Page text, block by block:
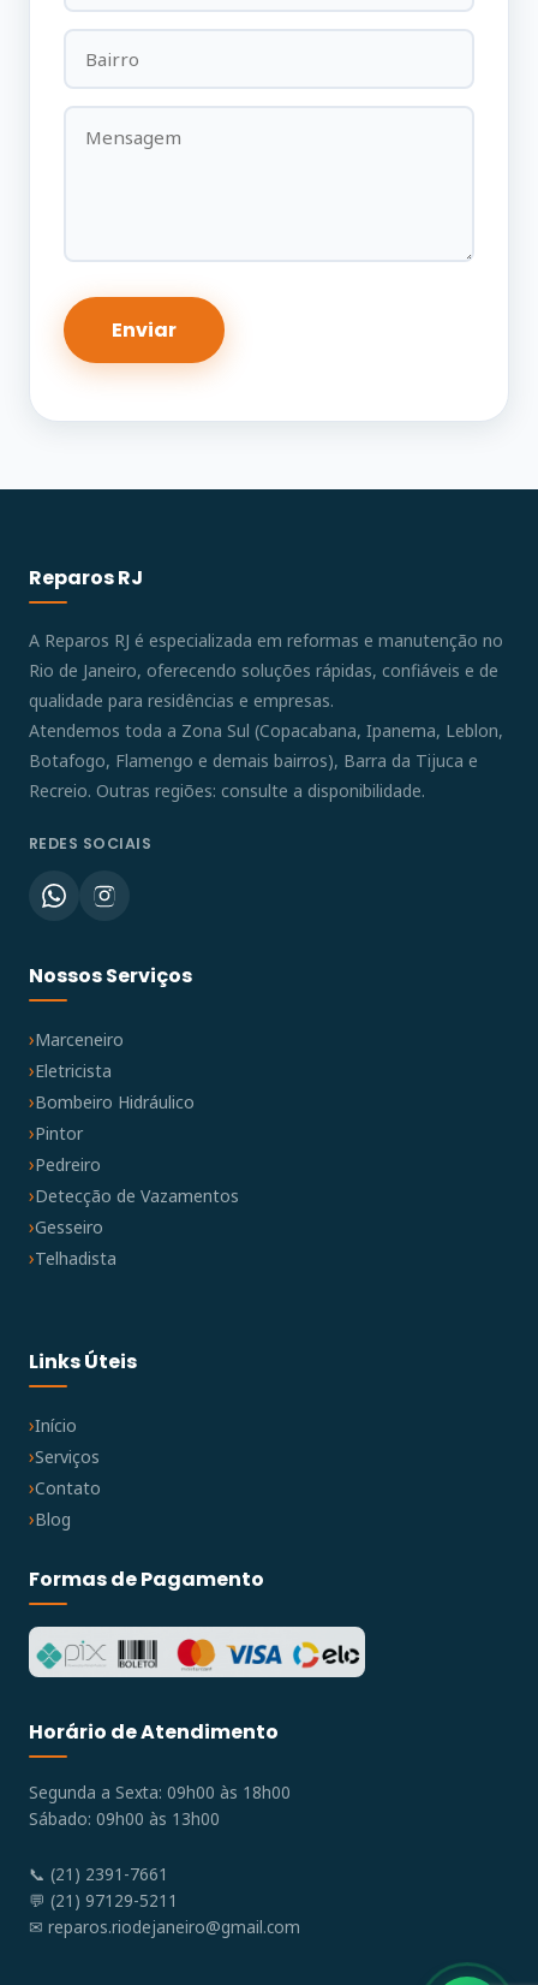
Reparos RJ
A Reparos RJ é especializada em reformas e manutenção no
Rio de Janeiro, oferecendo soluções rápidas, confiáveis e de
qualidade para residências e empresas.
Atendemos toda a Zona Sul (Copacabana, Ipanema, Leblon,
Botafogo, Flamengo e demais bairros), Barra da Tijuca e
Recreio. Outras regiões: consulte a disponibilidade.
REDES SOCIAIS
Nossos Serviços
Marceneiro
Eletricista
Bombeiro Hidráulico
Pintor
Pedreiro
Detecção de Vazamentos
Gesseiro
Telhadista
Links Úteis
Início
Serviços
Contato
Blog
Formas de Pagamento
Horário de Atendimento
Segunda a Sexta: 09h00 às 18h00
Sábado: 09h00 às 13h00
📞 (21) 2391-7661
💬 (21) 97129-5211
✉ reparos.riodejaneiro@gmail.com